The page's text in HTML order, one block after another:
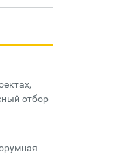
отбор